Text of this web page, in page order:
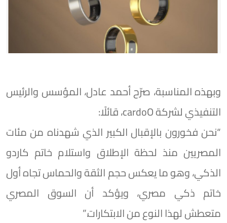
وبهذه المناسبة، صرّح أحمد عادل، المؤسس والرئيس
التنفيذي لشركة cardoO، قائلًا:
“نحن فخورون بالإقبال الكبير الذي شهدناه من مئات
المصريين منذ لحظة الإطلاق واستلام خاتم كاردو
الذكي، وهو ما يعكس حجم الثقة والحماس تجاه أول
خاتم ذكي مصري، ويؤكد أن السوق المصري
متعطش لهذا النوع من الابتكارات.”